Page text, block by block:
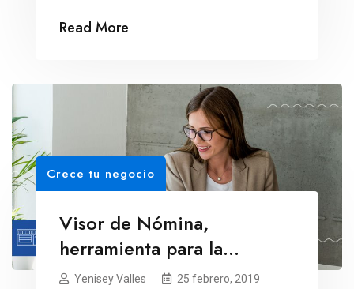
Read More
Crece tu negocio
Visor de Nómina,
herramienta para la
declaración anual
Yenisey Valles
25 febrero, 2019